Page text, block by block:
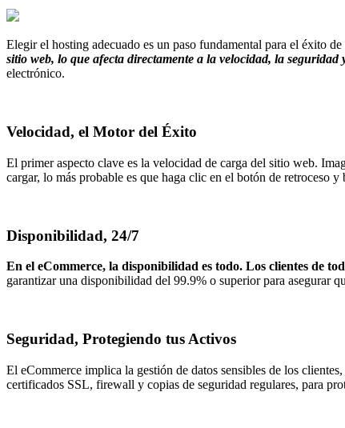
Elegir el hosting adecuado es un paso fundamental para el éxito
sitio web, lo que afecta directamente a la velocidad, la
electrónico.
Velocidad, el Motor del Éxito
El primer aspecto clave es la velocidad de carga del sitio web.
cargar, lo más probable es que haga clic en el botón de retroceso
Disponibilidad, 24/7
En el eCommerce, la disponibilidad es todo. Los clientes de
garantizar una disponibilidad del 99.9% o superior para asegurar
Seguridad, Protegiendo tus Activos
El eCommerce implica la gestión de datos sensibles de los
certificados SSL, firewall y copias de seguridad regulares, para